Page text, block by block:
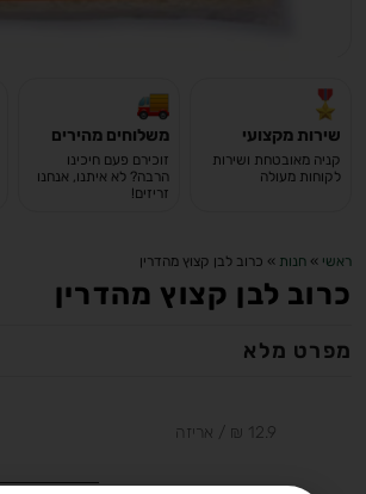
ראשי » חנות » כרוב לבן קצוץ מהדרין
כרוב לבן קצוץ מהדרין
מפרט מלא
שירות מקצועי
קניה מאובטחת ושירות
לקוחות מעולה
משלוחים מהירים
זוכירם פעם חיכינו
הרבה? לא איתנו, אנחנו
זריזים!